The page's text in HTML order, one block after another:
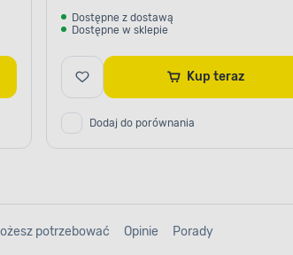
Dostępne z dostawą
Dostępne w sklepie
Kup teraz
Dodaj do porównania
potrzebować Opinie Porady